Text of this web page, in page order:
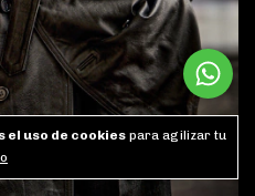
el uso de cookies para agilizar tu